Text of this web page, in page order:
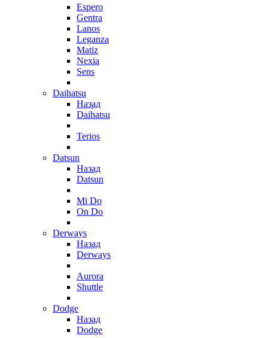
Espero
Gentra
Lanos
Leganza
Matiz
Nexia
Sens
Daihatsu
Назад
Daihatsu
Terios
Datsun
Назад
Datsun
Mi Do
On Do
Derways
Назад
Derways
Aurora
Shuttle
Dodge
Назад
Dodge